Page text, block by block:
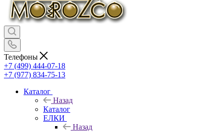
Телефоны
+7 (499) 444-07-18
+7 (977) 834-75-13
Каталог
Назад
Каталог
ЕЛКИ
Назад